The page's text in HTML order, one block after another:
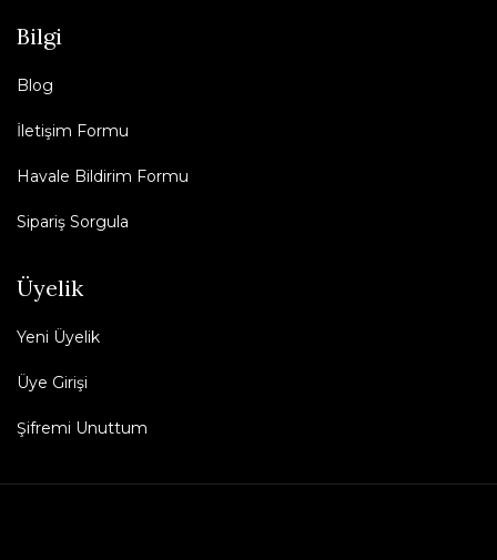
Bilgi
Blog
İletişim Formu
Havale Bildirim Formu
Sipariş Sorgula
Üyelik
Yeni Üyelik
Üye Girişi
Şifremi Unuttum